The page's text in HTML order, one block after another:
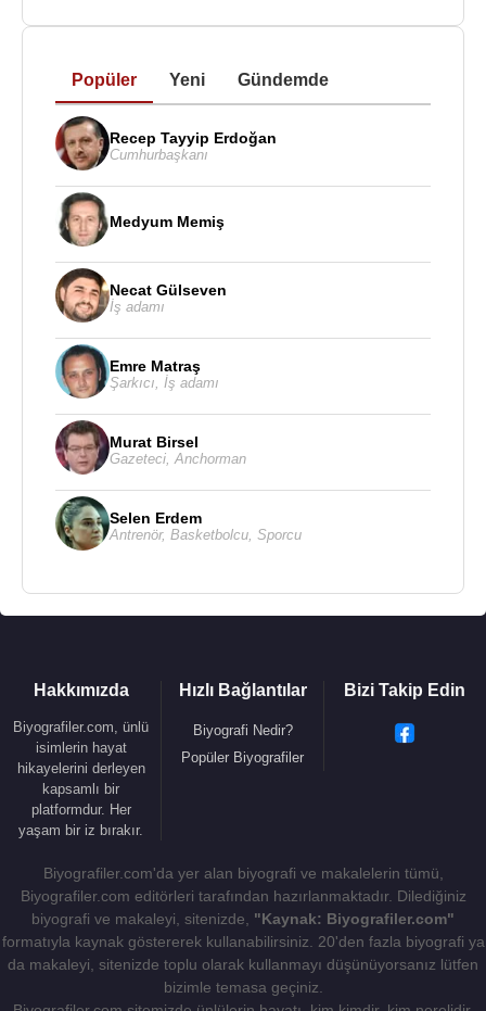
Faruk Yiğit, Aralık 2020 yılındaABD’nin Türkiye’ye
yönelik açıkladığı CAATSA yaptırımları listesinde
yer aldı. (Uzun haliyleABD
Yaptırımlar Yoluyla Mücadele Yasası anlamına
gelen CAATSA)
Kaynak:Biyografiler.com
Popüler Yeni Gündemde
Recep Tayyip Erdoğan
Cumhurbaşkanı
Medyum Memiş
Necat Gülseven
İş adamı
Emre Matraş
Şarkıcı İş adamı
Murat Birsel
Gazeteci Anchorman
Selen Erdem
Antrenör, Basketbolcu Sporcu
Hakkımızda
Biyografiler.com, ünlü
isimlerin hayat
hikayelerini derleyen
kapsamlı bir
platformdur. Her
yaşam bir iz bırakır.
Hızlı Bağlantılar
Biyografi Nedir?
Popüler Biyografiler
Bizi Takip Edin
Biyografiler.com'da yer alan biyografi ve makalelerin tümü,
Biyografiler.com editörleri tarafından hazırlanmaktadır. Dilediğiniz
biyografi ve makaleyi, sitenizde, "Kaynak: Biyografiler.com"
formatıyla kaynak göstererek kullanabilirsiniz. 20'den fazla biyografi ya
da makaleyi, sitenizde toplu olarak kullanmayı düşünüyorsanız lütfen
bizimle temasa geçiniz.